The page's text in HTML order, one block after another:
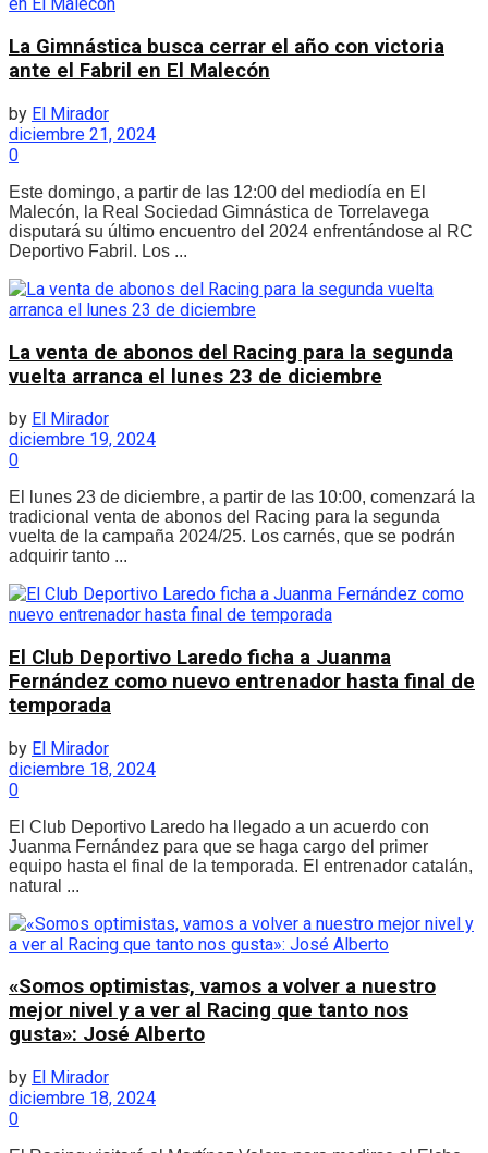
La Gimnástica busca cerrar el año con victoria
ante el Fabril en El Malecón
by El Mirador
diciembre 21, 2024
0
Este domingo, a partir de las 12:00 del mediodía en El
Malecón, la Real Sociedad Gimnástica de Torrelavega
disputará su último encuentro del 2024 enfrentándose al RC
Deportivo Fabril. Los ...
La venta de abonos del Racing para la segunda
vuelta arranca el lunes 23 de diciembre
by El Mirador
diciembre 19, 2024
0
El lunes 23 de diciembre, a partir de las 10:00, comenzará la
tradicional venta de abonos del Racing para la segunda
vuelta de la campaña 2024/25. Los carnés, que se podrán
adquirir tanto ...
El Club Deportivo Laredo ficha a Juanma
Fernández como nuevo entrenador hasta final de
temporada
by El Mirador
diciembre 18, 2024
0
El Club Deportivo Laredo ha llegado a un acuerdo con
Juanma Fernández para que se haga cargo del primer
equipo hasta el final de la temporada. El entrenador catalán,
natural ...
«Somos optimistas, vamos a volver a nuestro
mejor nivel y a ver al Racing que tanto nos
gusta»: José Alberto
by El Mirador
diciembre 18, 2024
0